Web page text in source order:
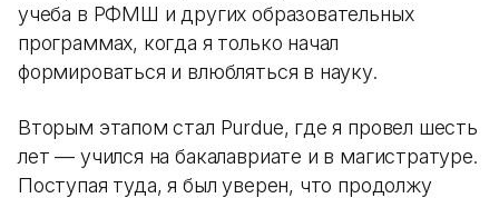
учеба в РФМШ и других образовательных
программах, когда я только начал
формироваться и влюбляться в науку.
Вторым этапом стал Purdue, где я провел шесть
лет — учился на бакалавриате и в магистратуре.
Поступая туда, я был уверен, что продолжу